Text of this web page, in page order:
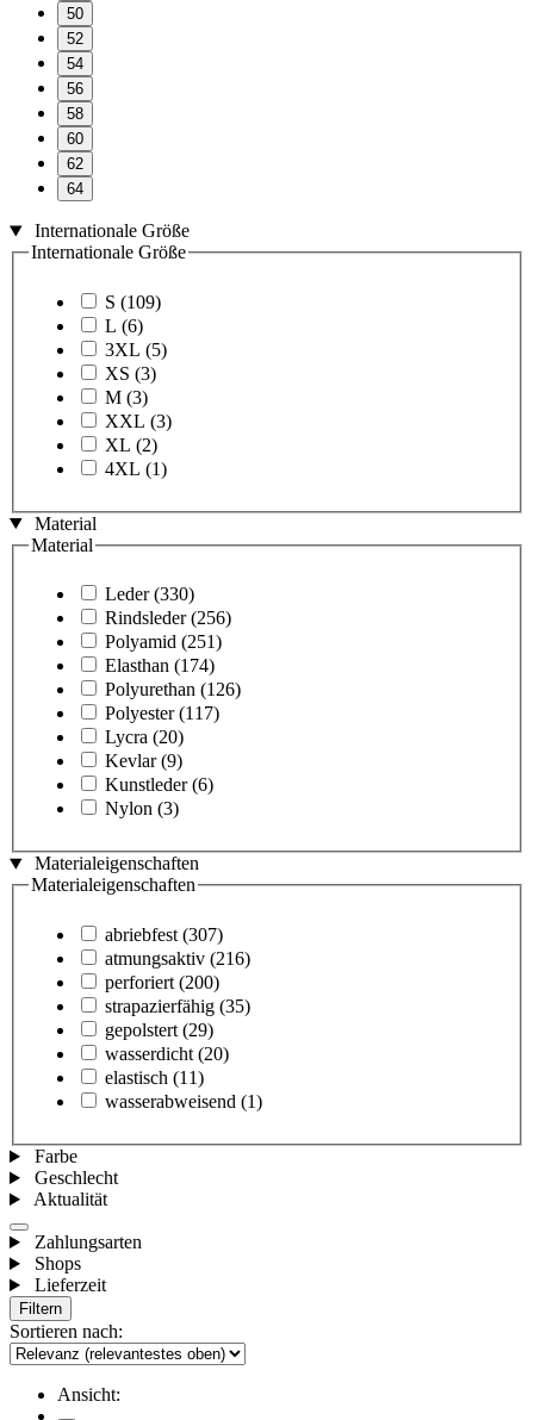
50
52
54
56
58
60
62
64
Internationale Größe
Internationale Größe
S (109)
L (6)
3XL (5)
XS (3)
M (3)
XXL (3)
XL (2)
4XL (1)
Material
Material
Leder (330)
Rindsleder (256)
Polyamid (251)
Elasthan (174)
Polyurethan (126)
Polyester (117)
Lycra (20)
Kevlar (9)
Kunstleder (6)
Nylon (3)
Materialeigenschaften
Materialeigenschaften
abriebfest (307)
atmungsaktiv (216)
perforiert (200)
strapazierfähig (35)
gepolstert (29)
wasserdicht (20)
elastisch (11)
wasserabweisend (1)
Farbe
Geschlecht
Aktualität
Zahlungsarten
Shops
Lieferzeit
Filtern
Sortieren nach:
Ansicht: